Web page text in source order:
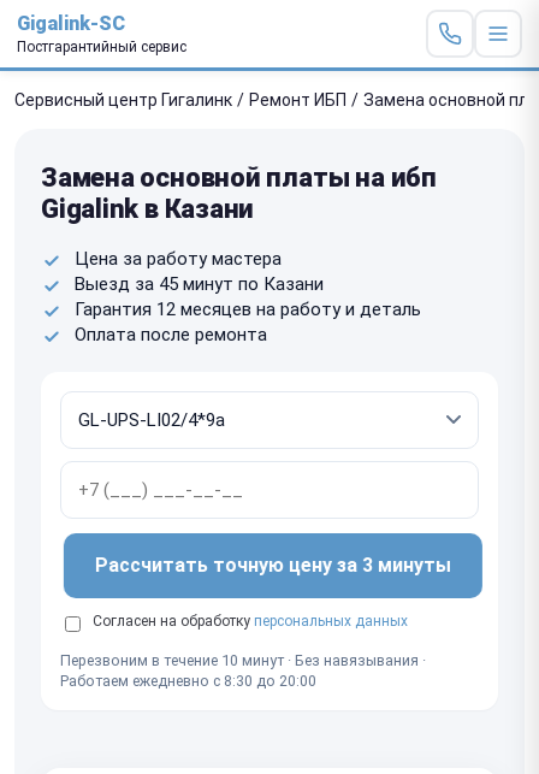
Gigalink-SC
Постгарантийный сервис
Сервисный центр Гигалинк / Ремонт ИБП / Замена основной
Замена основной платы на ибп
Gigalink в Казани
Цена за работу мастера
Выезд за 45 минут по Казани
Гарантия 12 месяцев на работу и деталь
Оплата после ремонта
Рассчитать точную цену за 3 минуты
Согласен на обработку персональных данных
Перезвоним в течение 10 минут · Без навязывания ·
Работаем ежедневно с 8:30 до 20:00